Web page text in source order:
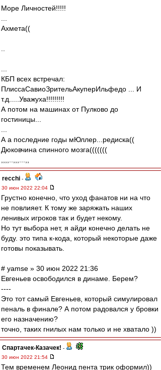
Море Личностей!!!!!
Ахмета((
КБП всех встречал:
ПлиссаСавиоЗрительАкуперИльфедо ... И
т.д.....Уважуха!!!!!!!!!
А потом на машинах от Пулково до
гостиницы...
А а последние годы мЮллер...редиска((
Дюковчина спинного мозга(((((((
recchi -
30 июн 2022 22:04
Грустно конечно, что уход фанатов ни на что
не повлияет. К тому же заряжать наших
ленивых игроков так и будет некому.
Но тут выбора нет, я айди конечно делать не
буду. это типа к-кода, который некоторые даже
готовы показывать.
# yamse » 30 июн 2022 21:36
Евгеньев освободился в динаме. Берем?
----
Это тот самый Евгеньев, который симулировал
пеналь в финале? А потом радовался у бровки
его назначению?
точно, таких гнилых нам только и не хватало ))
Спартачек-Казачек! -
30 июн 2022 21:54
Тем временем Леонид пента трик оформил))